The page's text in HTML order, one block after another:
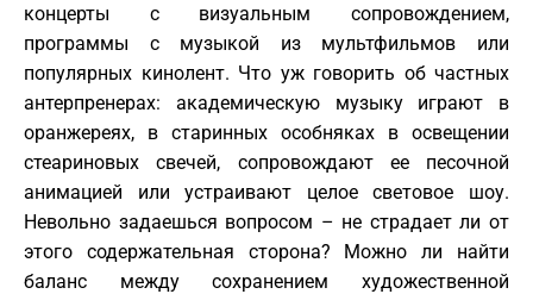
концерты с визуальным сопровождением,
программы с музыкой из мультфильмов или
популярных кинолент. Что уж говорить об частных
антерпренерах: академическую музыку играют в
оранжереях, в старинных особняках в освещении
стеариновых свечей, сопровождают ее песочной
анимацией или устраивают целое световое шоу.
Невольно задаешься вопросом – не страдает ли от
этого содержательная сторона? Можно ли найти
баланс между сохранением художественной